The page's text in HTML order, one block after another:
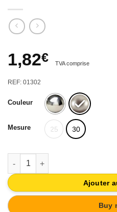
1,82€ TVA comprise
REF: 01302
Couleur
Mesure 25 30
quantité de BOUTON CHROMÉ
Ajouter
Buy